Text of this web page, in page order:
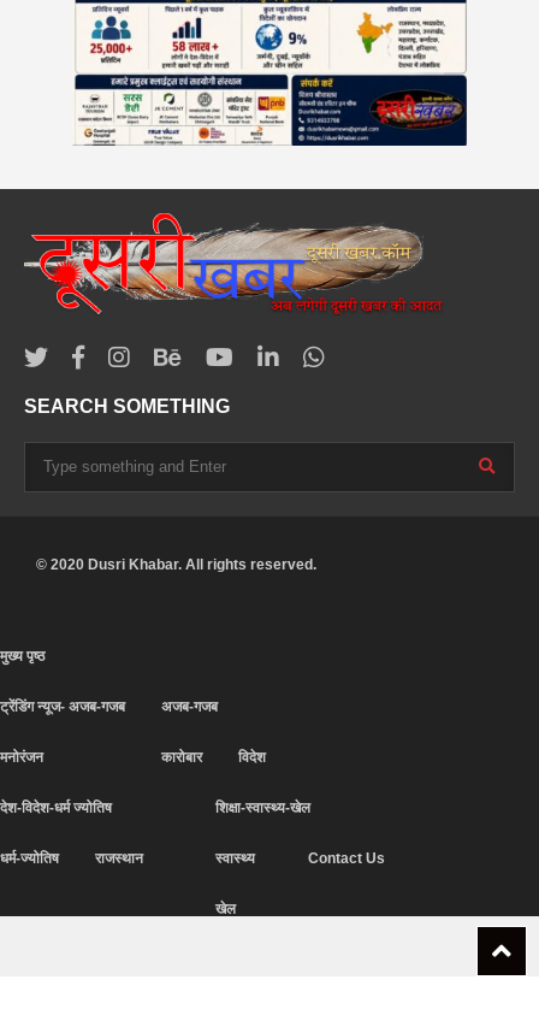
SEARCH SOMETHING
© 2020 Dusri Khabar. All rights reserved.
मुख्य पृष्ठ
ट्रेंडिंग न्यूज- अजब-गजब
मनोरंजन
अजब-गजब
कारोबार विदेश
देश-विदेश-धर्म ज्योतिष
धर्म-ज्योतिष राजस्थान
शिक्षा-स्वास्थ्य-खेल
स्वास्थ्य
खेल
Contact Us